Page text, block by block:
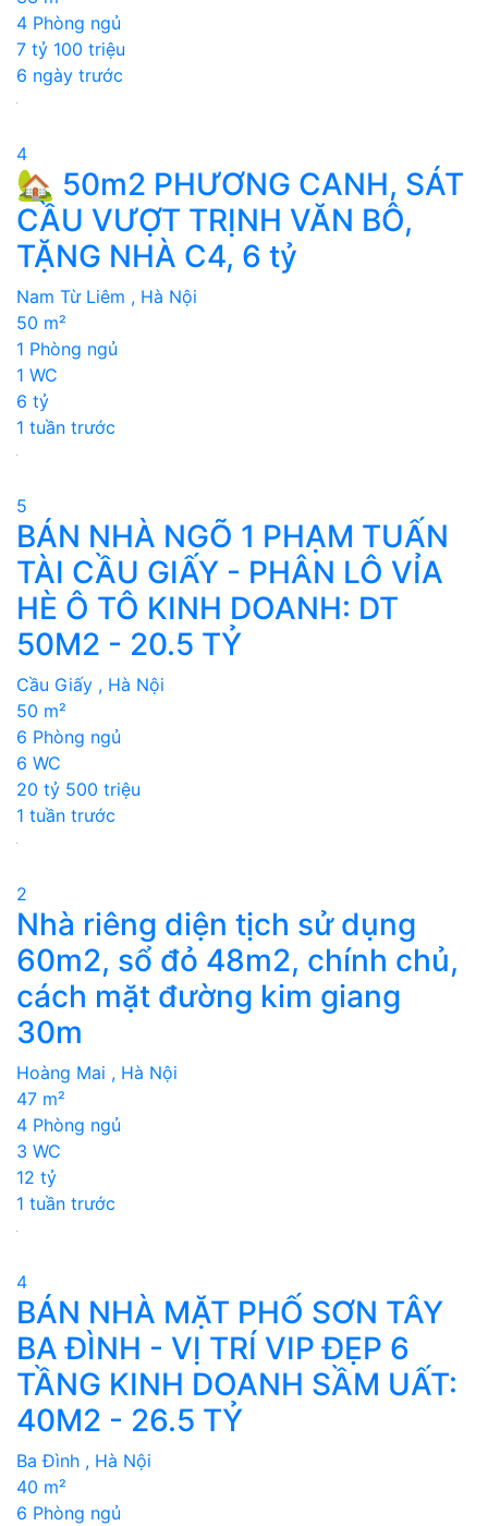
4 Phòng ngủ
7 tỷ 100 triệu
6 ngày trước
4
🏡 50m2 PHƯƠNG CANH, SÁT
CẦU VƯỢT TRỊNH VĂN BÔ,
TẶNG NHÀ C4, 6 tỷ
Nam Từ Liêm , Hà Nội
50 m²
1 Phòng ngủ
1 WC
6 tỷ
1 tuần trước
5
BÁN NHÀ NGÕ 1 PHẠM TUẤN
TÀI CẦU GIẤY - PHÂN LÔ VỈA
HÈ Ô TÔ KINH DOANH: DT
50M2 - 20.5 TỶ
Cầu Giấy , Hà Nội
50 m²
6 Phòng ngủ
6 WC
20 tỷ 500 triệu
1 tuần trước
2
Nhà riêng diện tịch sử dụng
60m2, sổ đỏ 48m2, chính chủ,
cách mặt đường kim giang
30m
Hoàng Mai , Hà Nội
47 m²
4 Phòng ngủ
3 WC
12 tỷ
1 tuần trước
4
BÁN NHÀ MẶT PHỐ SƠN TÂY
BA ĐÌNH - VỊ TRÍ VIP ĐẸP 6
TẦNG KINH DOANH SẦM UẤT:
40M2 - 26.5 TỶ
Ba Đình , Hà Nội
40 m²
6 Phòng ngủ